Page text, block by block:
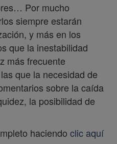
Por mucho
siempre estarán
y más en los
que la inestabilidad
más frecuente
que la necesidad de
sobre la caída
la posibilidad de
haciendo clic aquí